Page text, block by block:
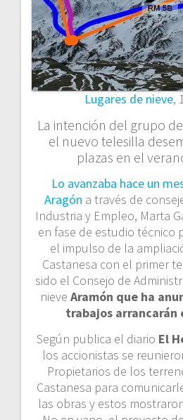
Lugares de nieve,
La intención del grupo
el nuevo telesilla
plazas en el
Lo avanzaba hace un
Aragón a través de
Industria y Empleo, Marta
en fase de estudio técnico
el impulso de la
Castanesa con el primer
sido el Consejo de
nieve Aramón que ha
trabajos arrancarán
Según publica el diario El
los accionistas se
Propietarios de los
Castanesa para
las obras y estos